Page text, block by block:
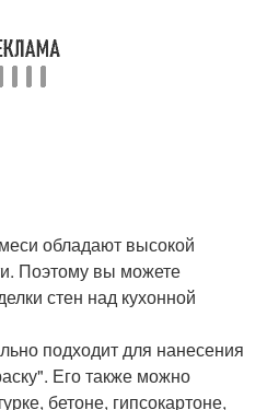
обладают высокой
Поэтому вы можете
стен над кухонной
подходит для нанесения
Его также можно
бетоне, гипсокартоне,